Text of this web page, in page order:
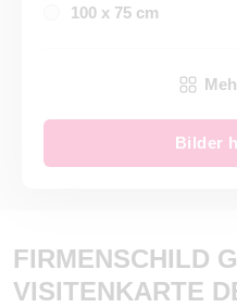
100 x 75 cm
Bilder
FIRMENSCHILD
VISITENKARTE